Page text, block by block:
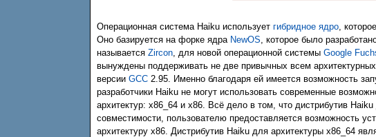
Операционная система Haiku использует гибридное ядро,
Оно базируется на форке ядра NewOS, которое было
называется Zircon, для новой операционной системы Google
вынуждены поддерживать не две привычных всем
версии GCC 2.95. Именно благодаря ей имеется возможность
разработчики Haiku не могут использовать современные
архитектур: x86_64 и x86. Всё дело в том, что дистрибутив
совместимости, пользователю предоставляется возможность
архитектуру x86. Дистрибутив Haiku для архитектуры x86_64